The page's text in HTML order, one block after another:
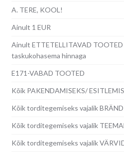
A. TERE, KOOL!
Ainult 1 EUR
Ainult ETTETELLITAVAD TOOTED
taskukohasema hinnaga
E171-VABAD TOOTED
Kõik PAKENDAMISEKS/
Kõik torditegemiseks vajalik
Kõik torditegemiseks vajalik
Kõik torditegemiseks vajalik